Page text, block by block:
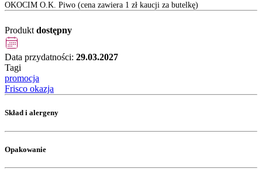
OKOCIM O.K. Piwo (cena zawiera 1 zł kaucji za butelkę)
Produkt dostępny
Data przydatności: 29.03.2027
Tagi
promocja
Frisco okazja
Skład i alergeny
Opakowanie